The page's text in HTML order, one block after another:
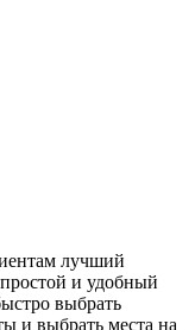
лучший
и удобный
выбрать
и выбрать места на